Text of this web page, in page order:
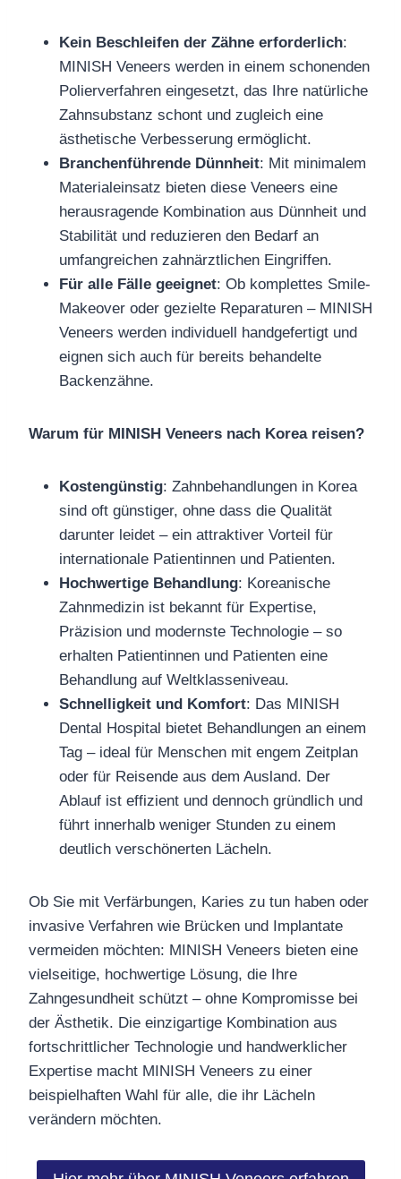
Kein Beschleifen der Zähne erforderlich:
MINISH Veneers werden in einem schonenden
Polierverfahren eingesetzt, das Ihre natürliche
Zahnsubstanz schont und zugleich eine
ästhetische Verbesserung ermöglicht.
Branchenführende Dünnheit: Mit minimalem
Materialeinsatz bieten diese Veneers eine
herausragende Kombination aus Dünnheit und
Stabilität und reduzieren den Bedarf an
umfangreichen zahnärztlichen Eingriffen.
Für alle Fälle geeignet: Ob komplettes Smile-
Makeover oder gezielte Reparaturen – MINISH
Veneers werden individuell handgefertigt und
eignen sich auch für bereits behandelte
Backenzähne.
Warum für MINISH Veneers nach Korea reisen?
Kostengünstig: Zahnbehandlungen in Korea
sind oft günstiger, ohne dass die Qualität
darunter leidet – ein attraktiver Vorteil für
internationale Patientinnen und Patienten.
Hochwertige Behandlung: Koreanische
Zahnmedizin ist bekannt für Expertise,
Präzision und modernste Technologie – so
erhalten Patientinnen und Patienten eine
Behandlung auf Weltklasseniveau.
Schnelligkeit und Komfort: Das MINISH
Dental Hospital bietet Behandlungen an einem
Tag – ideal für Menschen mit engem Zeitplan
oder für Reisende aus dem Ausland. Der
Ablauf ist effizient und dennoch gründlich und
führt innerhalb weniger Stunden zu einem
deutlich verschönerten Lächeln.
Ob Sie mit Verfärbungen, Karies zu tun haben oder
invasive Verfahren wie Brücken und Implantate
vermeiden möchten: MINISH Veneers bieten eine
vielseitige, hochwertige Lösung, die Ihre
Zahngesundheit schützt – ohne Kompromisse bei
der Ästhetik. Die einzigartige Kombination aus
fortschrittlicher Technologie und handwerklicher
Expertise macht MINISH Veneers zu einer
beispielhaften Wahl für alle, die ihr Lächeln
verändern möchten.